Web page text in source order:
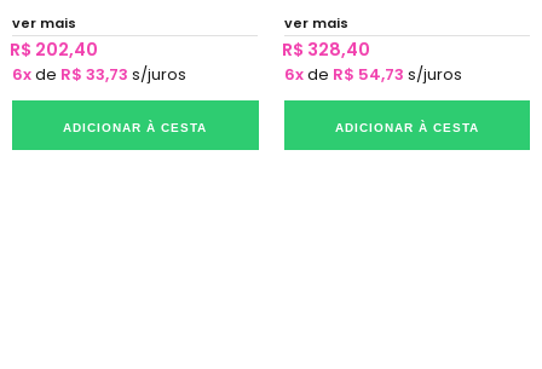
ver mais
R$ 202,40
6xde R$ 33,73 s/juros
ADICIONAR À CESTA
ver mais
R$ 328,40
6xde R$ 54,73 s/juros
ADICIONAR À CESTA